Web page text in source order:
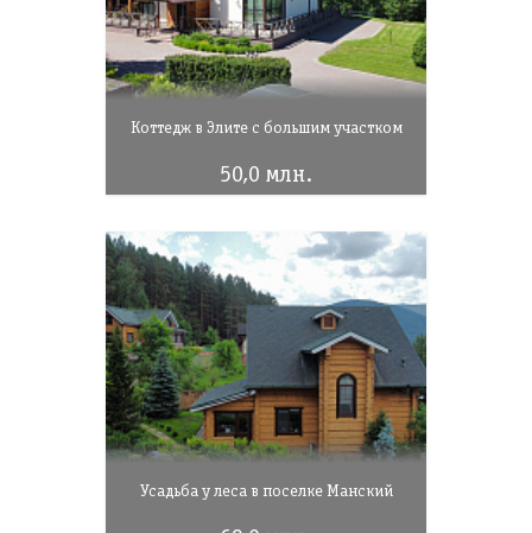
Коттедж в Элите с большим участком
50,0 млн.
Усадьба у леса в поселке Манский